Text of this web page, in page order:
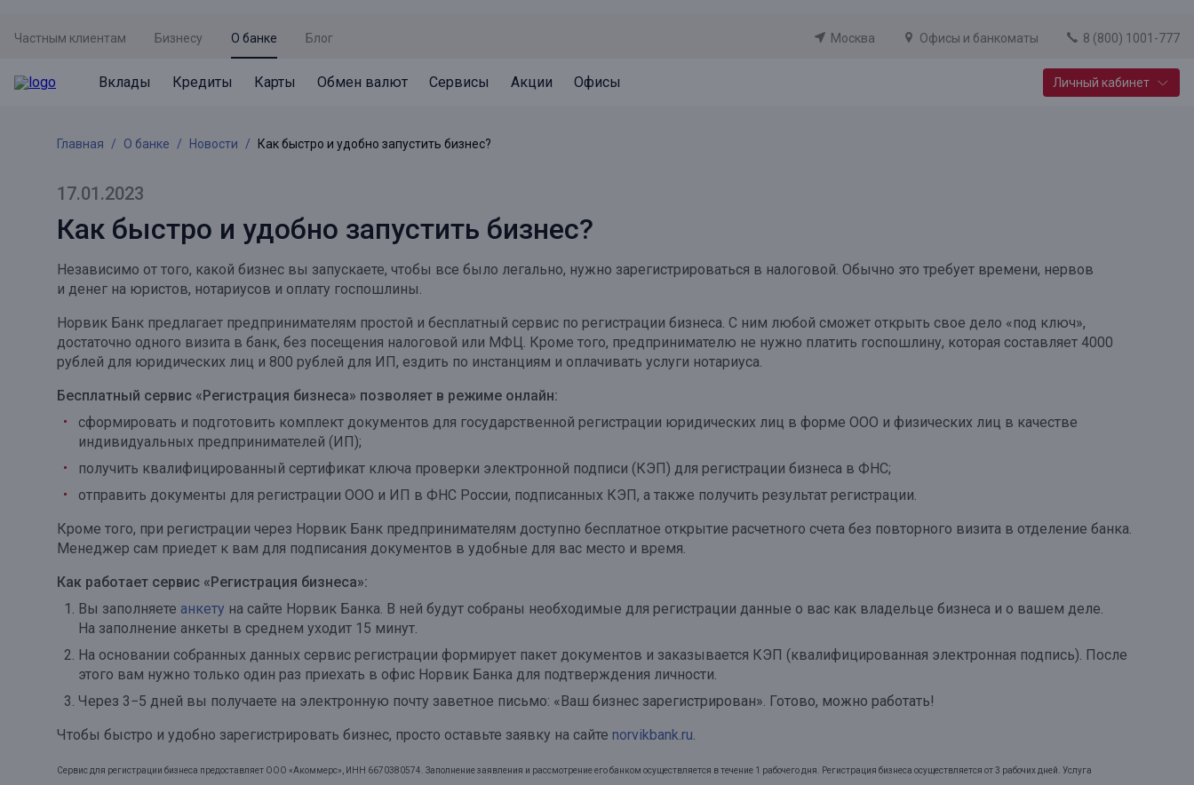
Частным клиентам Бизнесу О банке Блог Москва Офисы и банкоматы 8 (800) 1001-777
Вклады
Не упусти момент
Просто вклад
Накопительный
Отличная стратегия+
Фиксируй доход
Новый старт
Валютный плюс
Онлайн
Все вклады
Система страхования вкладов
Архив вкладов
Подробнее
Кредиты
Кредит под залог недвижимости
Рефинансирование
Кредит на автомобиль
Потребительский кредит
Все кредиты
Привилегии для клиентов
Реструктуризация
Подбор новой недвижимости
Карты
Дебетовая карта с пакетом услуг
Премиальная карта Mir Supreme
Пенсионная карта
Все карты
Документы
Кешбэк
Обмен валют
Курсы валют
Бронирование валюты
Курсы валют ЦБ
Сервисы
Оплата кредита
Оценка недвижимости
Подбор новой недвижимости
СБПей
Mir Pay
Госуслуги
Регистрация в ЕБС
Удаленная идентификация
Подтверждение согласия через Госуслуги
Все сервисы
Акции
Акция «Приведи друга»
Акция «Ставка на бизнес»
Офисы Личный кабинет
Главная О банке Новости Как быстро и удобно запустить бизнес?
17.01.2023
Как быстро и удобно запустить бизнес?
Независимо от того, какой бизнес вы запускаете, чтобы все было легально, нужно зарегистрироваться в налоговой. Обычно это требует времени, нервов
и денег на юристов, нотариусов и оплату госпошлины.
Норвик Банк предлагает предпринимателям простой и бесплатный сервис по регистрации бизнеса. С ним любой сможет открыть свое дело «под ключ»,
достаточно одного визита в банк, без посещения налоговой или МФЦ. Кроме того, предпринимателю не нужно платить госпошлину, которая составляет 4000
рублей для юридических лиц и 800 рублей для ИП, ездить по инстанциям и оплачивать услуги нотариуса.
Бесплатный сервис «Регистрация бизнеса» позволяет в режиме онлайн:
сформировать и подготовить комплект документов для государственной регистрации юридических лиц в форме ООО и физических лиц в качестве
индивидуальных предпринимателей (ИП);
получить квалифицированный сертификат ключа проверки электронной подписи (КЭП) для регистрации бизнеса в ФНС;
отправить документы для регистрации ООО и ИП в ФНС России, подписанных КЭП, а также получить результат регистрации.
Кроме того, при регистрации через Норвик Банк предпринимателям доступно бесплатное открытие расчетного счета без повторного визита в отделение банка.
Менеджер сам приедет к вам для подписания документов в удобные для вас место и время.
Как работает сервис «Регистрация бизнеса»:
Вы заполняете анкету на сайте Норвик Банка. В ней будут собраны необходимые для регистрации данные о вас как владельце бизнеса и о вашем деле.
На заполнение анкеты в среднем уходит 15 минут.
На основании собранных данных сервис регистрации формирует пакет документов и заказывается КЭП (квалифицированная электронная подпись). После
этого вам нужно только один раз приехать в офис Норвик Банка для подтверждения личности.
Через 3−5 дней вы получаете на электронную почту заветное письмо: «Ваш бизнес зарегистрирован». Готово, можно работать!
Чтобы быстро и удобно зарегистрировать бизнес, просто оставьте заявку на сайте norvikbank.ru.
Сервис для регистрации бизнеса предоставляет ООО «Акоммерс», ИНН 6670380574. Заполнение заявления и рассмотрение его банком осуществляется в течение 1 рабочего дня. Регистрация бизнеса осуществляется от 3 рабочих дней. Услуга